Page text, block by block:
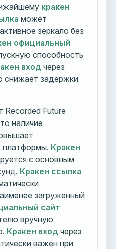
кракен
может
зеркало без
официальный
способность
вход через
снижает задержки
Recorded Future
наличие
платформы. Кракен
с основным
Кракен ссылка
загруженный
сайт
вручную
Кракен вход через
важен при